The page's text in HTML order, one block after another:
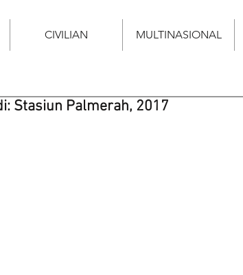
CIVILIAN MULTINASIONAL
Stasiun Palmerah, 2017